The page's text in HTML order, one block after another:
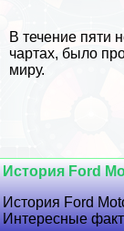
В течение пяти
чартах, было
миру.
История Ford
История Ford
Интересные